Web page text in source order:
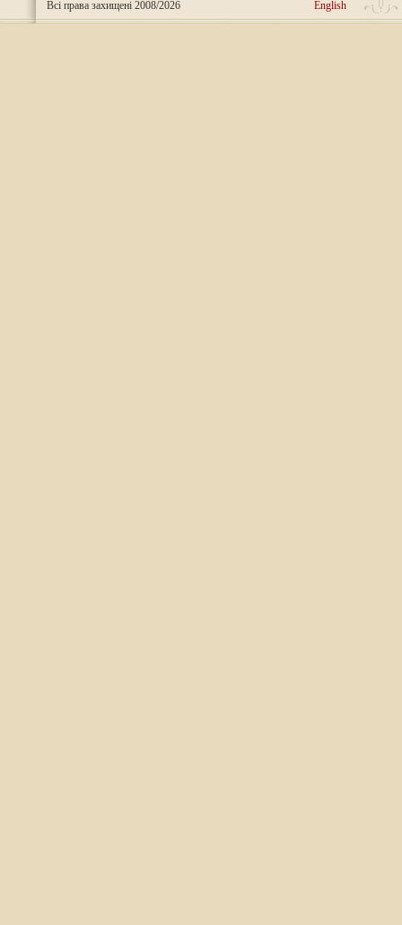
Всі права захищені 2008/2026 English